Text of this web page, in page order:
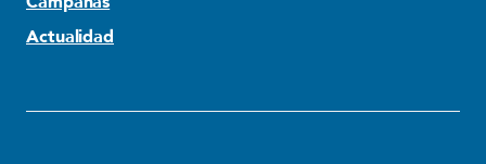
Actualidad